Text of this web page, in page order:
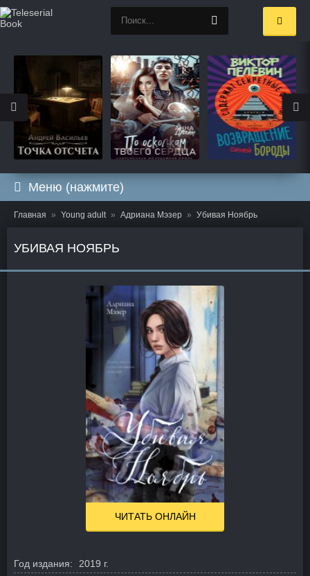
Меню (нажмите)
Главная Young adult Адриана Мэзер Убивая Ноябрь
УБИВАЯ НОЯБРЬ
ЧИТАТЬ ОНЛАЙН
Год издания:
2019 г.